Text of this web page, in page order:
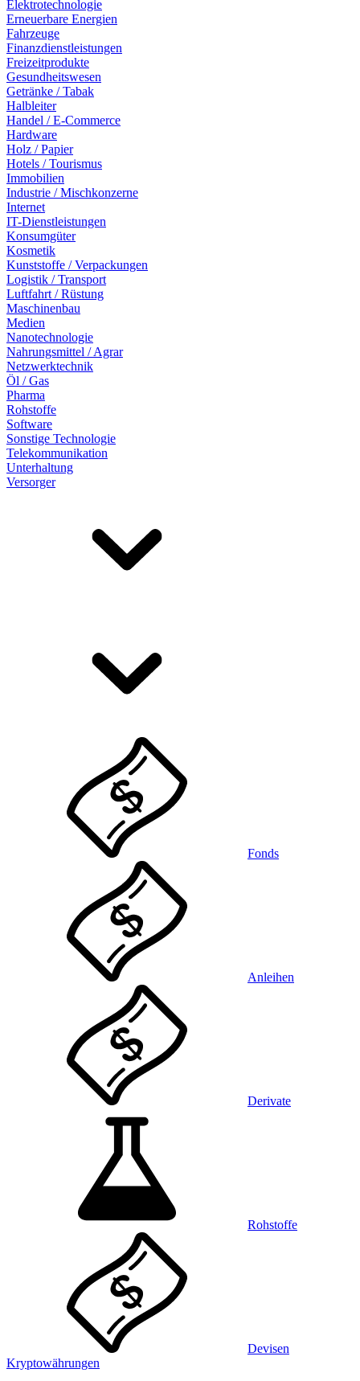
Elektrotechnologie
Erneuerbare Energien
Fahrzeuge
Finanzdienstleistungen
Freizeitprodukte
Gesundheitswesen
Getränke / Tabak
Halbleiter
Handel / E-Commerce
Hardware
Holz / Papier
Hotels / Tourismus
Immobilien
Industrie / Mischkonzerne
Internet
IT-Dienstleistungen
Konsumgüter
Kosmetik
Kunststoffe / Verpackungen
Logistik / Transport
Luftfahrt / Rüstung
Maschinenbau
Medien
Nanotechnologie
Nahrungsmittel / Agrar
Netzwerktechnik
Öl / Gas
Pharma
Rohstoffe
Software
Sonstige Technologie
Telekommunikation
Unterhaltung
Versorger
Fonds
Anleihen
Derivate
Rohstoffe
Devisen
Kryptowährungen